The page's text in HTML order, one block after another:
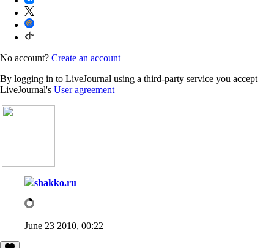
No account? Create an account
By logging in to LiveJournal using a third-party service you accept
LiveJournal's User agreement
shakko.ru
June 23 2010, 00:22